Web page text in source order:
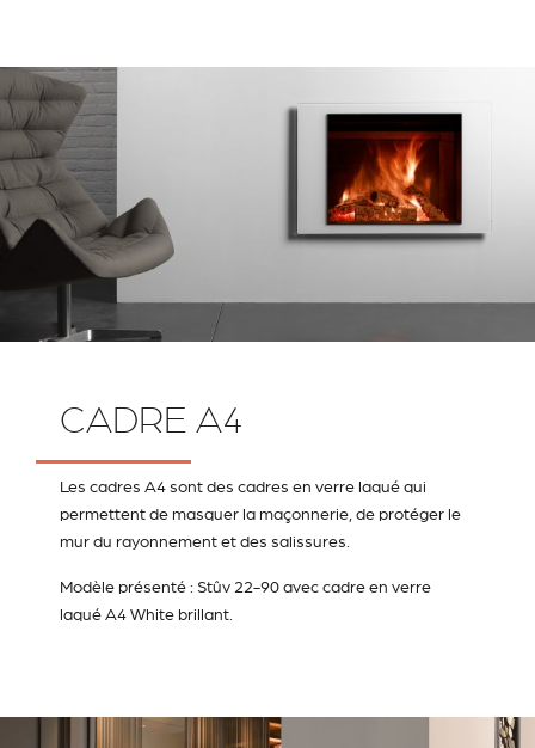
CADRE A4
Les cadres A4 sont des cadres en verre laqué qui
permettent de masquer la maçonnerie, de protéger le
mur du rayonnement et des salissures.
Modèle présenté : Stûv 22-90 avec cadre en verre
laqué A4 White brillant.